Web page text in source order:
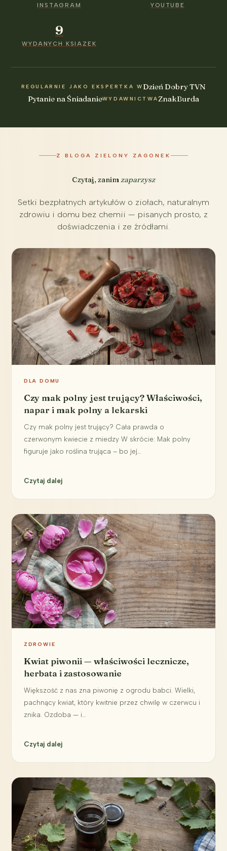
INSTAGRAM YOUTUBE
9
WYDANYCH KSIAZEK
REGULARNIE JAKO EKSPERTKA W Dzień Dobry TVN
Pytanie na ŚniadanieWYDAWNICTWAZnakBurda
Z BLOGA ZIELONY ZAGONEK
Czytaj, zanimzaparzysz
Setki bezpłatnych artykułów o ziołach, naturalnym
zdrowiu i domu bez chemii — pisanych prosto, z
doświadczenia i ze źródłami.
DLA DOMU
Czy mak polny jest trujący? Właściwości,
napar i mak polny a lekarski
Czy mak polny jest trujący? Cała prawda o
czerwonym kwiecie z miedzy W skrócie: Mak polny
figuruje jako roślina trująca – bo jej…
Czytaj dalej
ZDROWIE
Kwiat piwonii — właściwości lecznicze,
herbata i zastosowanie
Większość z nas zna piwonię z ogrodu babci. Wielki,
pachnący kwiat, który kwitnie przez chwilę w czerwcu i
znika. Ozdoba — i…
Czytaj dalej